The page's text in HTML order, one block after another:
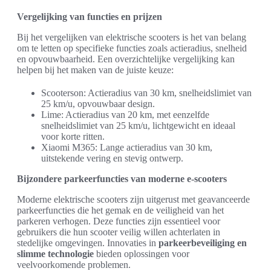
Vergelijking van functies en prijzen
Bij het vergelijken van elektrische scooters is het van belang
om te letten op specifieke functies zoals actieradius, snelheid
en opvouwbaarheid. Een overzichtelijke vergelijking kan
helpen bij het maken van de juiste keuze:
Scooterson: Actieradius van 30 km, snelheidslimiet van
25 km/u, opvouwbaar design.
Lime: Actieradius van 20 km, met eenzelfde
snelheidslimiet van 25 km/u, lichtgewicht en ideaal
voor korte ritten.
Xiaomi M365: Lange actieradius van 30 km,
uitstekende vering en stevig ontwerp.
Bijzondere parkeerfuncties van moderne e-scooters
Moderne elektrische scooters zijn uitgerust met geavanceerde
parkeerfuncties die het gemak en de veiligheid van het
parkeren verhogen. Deze functies zijn essentieel voor
gebruikers die hun scooter veilig willen achterlaten in
stedelijke omgevingen. Innovaties in parkeerbeveiliging en
slimme technologie bieden oplossingen voor
veelvoorkomende problemen.